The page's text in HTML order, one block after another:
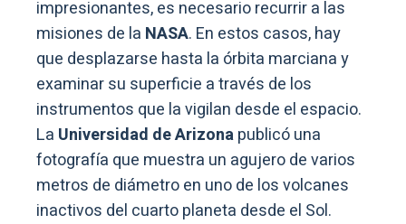
impresionantes, es necesario recurrir a las
misiones de la NASA. En estos casos, hay
que desplazarse hasta la órbita marciana y
examinar su superficie a través de los
instrumentos que la vigilan desde el espacio.
La Universidad de Arizonapublicó una
fotografía que muestra un agujero de varios
metros de diámetro en uno de los volcanes
inactivos del cuarto planeta desde el Sol.